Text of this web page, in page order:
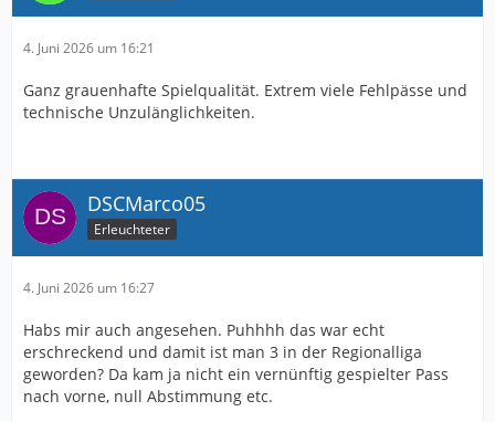
4. Juni 2026 um 16:21
Ganz grauenhafte Spielqualität. Extrem viele Fehlpässe und
technische Unzulänglichkeiten.
DSCMarco05
Erleuchteter
4. Juni 2026 um 16:27
Habs mir auch angesehen. Puhhhh das war echt
erschreckend und damit ist man 3 in der Regionalliga
geworden? Da kam ja nicht ein vernünftig gespielter Pass
nach vorne, null Abstimmung etc.